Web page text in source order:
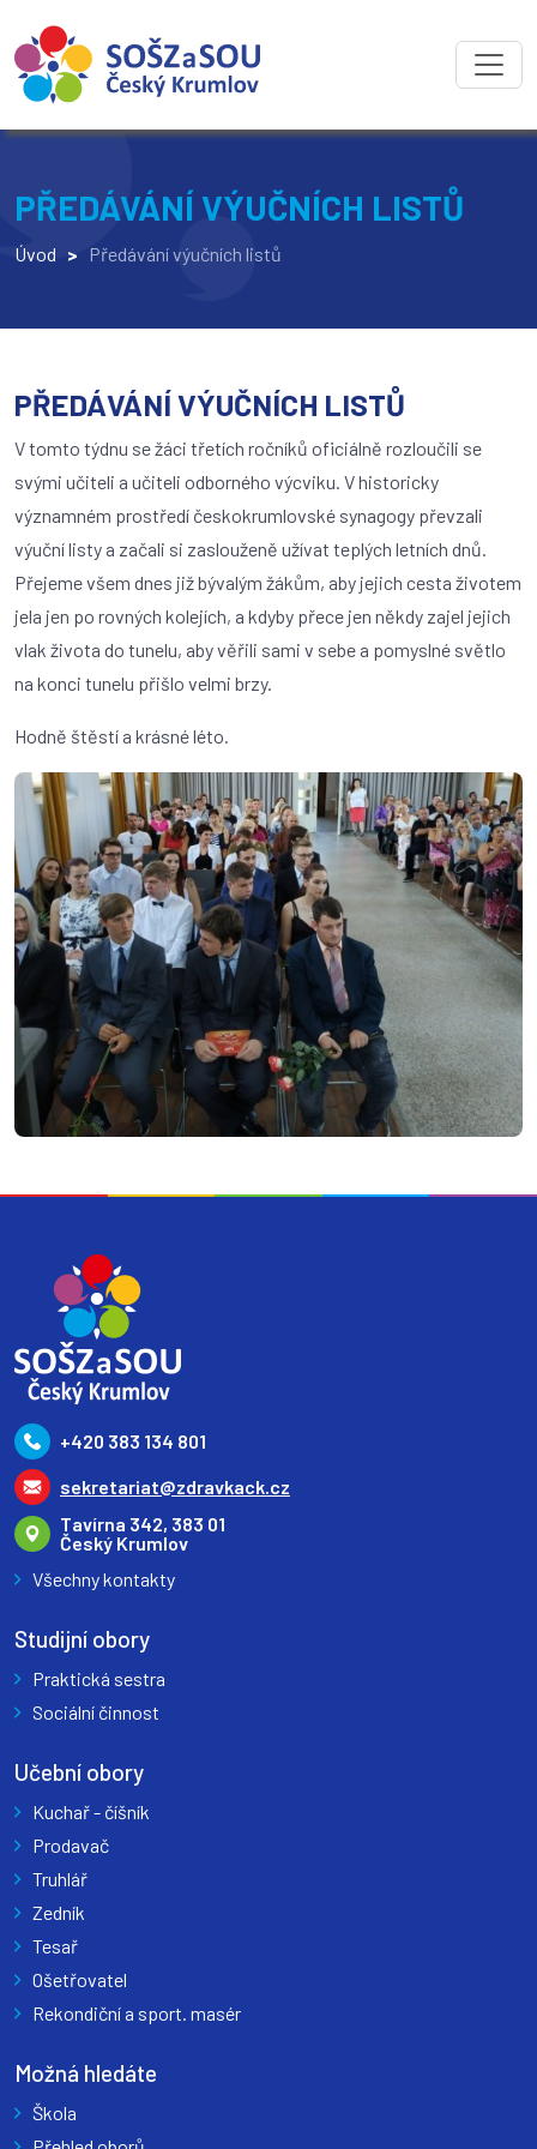
PŘEDÁVÁNÍ VÝUČNÍCH LISTŮ
Úvod > Předávání výučních listů
PŘEDÁVÁNÍ VÝUČNÍCH LISTŮ
V tomto týdnu se žáci třetích ročníků oficiálně rozloučili se
svými učiteli a učiteli odborného výcviku. V historicky
významném prostředí českokrumlovské synagogy převzali
výuční listy a začali si zaslouženě užívat teplých letních dnů.
Přejeme všem dnes již bývalým žákům, aby jejich cesta životem
jela jen po rovných kolejích, a kdyby přece jen někdy zajel jejich
vlak života do tunelu, aby věřili sami v sebe a pomyslné světlo
na konci tunelu přišlo velmi brzy.
Hodně štěstí a krásné léto.
+420 383 134 801
sekretariat@zdravkack.cz
Tavírna 342, 383 01
Český Krumlov
Všechny kontakty
Studijní obory
Praktická sestra
Sociální činnost
Učební obory
Kuchař - číšník
Prodavač
Truhlář
Zedník
Tesař
Ošetřovatel
Rekondiční a sport. masér
Možná hledáte
Škola